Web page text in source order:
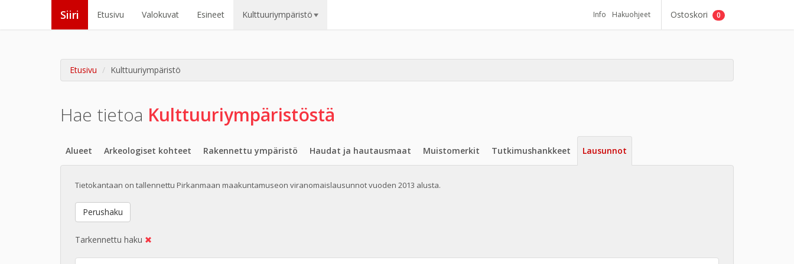
Siiri Etusivu Valokuvat Esineet Kulttuuriympäristö Info Hakuohjeet Ostoskori 0
Etusivu Kulttuuriympäristö
Hae tietoa Kulttuuriympäristöstä
Alueet Arkeologiset kohteet Rakennettu ympäristö Haudat ja hautausmaat Muistomerkit Tutkimushankkeet Lausunnot
Tietokantaan on tallennettu Pirkanmaan maakuntamuseon viranomaislausunnot vuoden 2013 alusta.
Perushaku
Tarkennettu haku